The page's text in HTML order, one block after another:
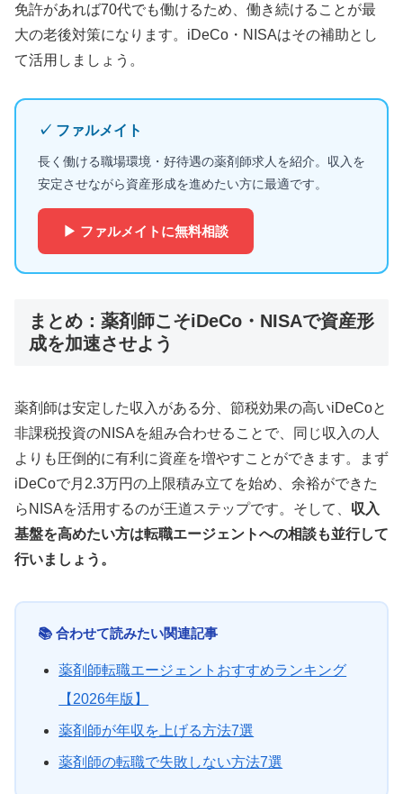
免許があれば70代でも働けるため、働き続けることが最
大の老後対策になります。iDeCo・NISAはその補助とし
て活用しましょう。
✓ ファルメイト
長く働ける職場環境・好待遇の薬剤師求人を紹介。収入を
安定させながら資産形成を進めたい方に最適です。
▶ ファルメイトに無料相談
まとめ：薬剤師こそiDeCo・NISAで資産形
成を加速させよう
薬剤師は安定した収入がある分、節税効果の高いiDeCoと
非課税投資のNISAを組み合わせることで、同じ収入の人
よりも圧倒的に有利に資産を増やすことができます。まず
iDeCoで月2.3万円の上限積み立てを始め、余裕ができた
らNISAを活用するのが王道ステップです。そして、 収入
基盤を高めたい方は転職エージェントへの相談も並行して
行いましょう。
📚 合わせて読みたい関連記事
薬剤師転職エージェントおすすめランキング
【2026年版】
薬剤師が年収を上げる方法7選
薬剤師の転職で失敗しない方法7選